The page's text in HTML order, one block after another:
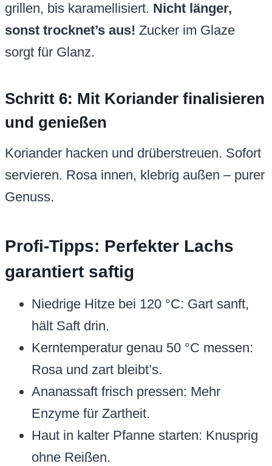
grillen, bis karamellisiert. Nicht länger,
sonst trocknet’s aus! Zucker im Glaze
sorgt für Glanz.
Schritt 6: Mit Koriander finalisieren
und genießen
Koriander hacken und drüberstreuen. Sofort
servieren. Rosa innen, klebrig außen – purer
Genuss.
Profi-Tipps: Perfekter Lachs
garantiert saftig
Niedrige Hitze bei 120 °C: Gart sanft,
hält Saft drin.
Kerntemperatur genau 50 °C messen:
Rosa und zart bleibt’s.
Ananassaft frisch pressen: Mehr
Enzyme für Zartheit.
Haut in kalter Pfanne starten: Knusprig
ohne Reißen.